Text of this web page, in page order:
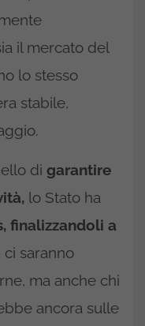
il mercato del
lo stesso
stabile,
di garantire
lo Stato ha
finalizzandoli a
ci saranno
ma anche chi
ancora sulle